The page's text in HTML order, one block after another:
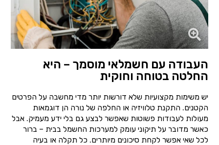
העבודה עם חשמלאי מוסמך – היא
החלטה בטוחה וחוקית
יש משימות מקצועיות שלא דורשות יותר מדי מחשבה על הפרטים
הקטנים. התקנת טלוויזיה או החלפה של נורה הן דוגמאות
מעולות לעבודות פשוטות שאפשר לבצע גם בלי ידע מעמיק. אבל
כאשר מדובר על תיקוני עומק למערכות החשמל בבית – ברור
לכל שאי אפשר לקחת סיכונים מיותרים. כל תקלה או בעיה